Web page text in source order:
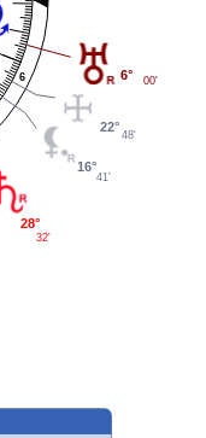
6
28°
32'
16°
41'
22°
48'
6° 00'